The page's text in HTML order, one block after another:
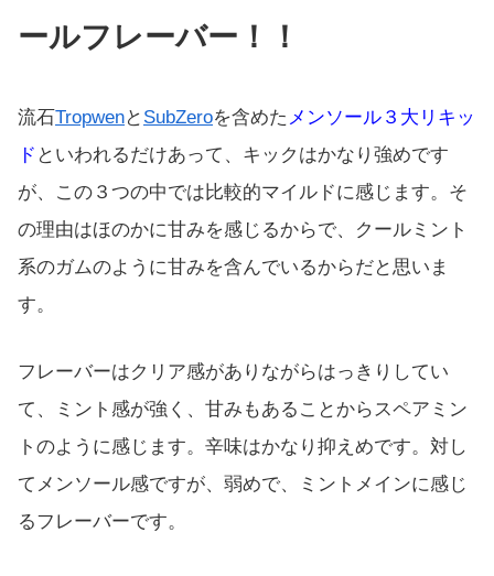
ールフレーバー！！
流石Tropwenと SubZeroを含めた メンソール３大リキッ
ド といわれるだけあって、キックはかなり強めです
が、この３つの中では比較的マイルドに感じます。そ
の理由はほのかに甘みを感じるからで、クールミント
系のガムのように甘みを含んでいるからだと思いま
す。
フレーバーはクリア感がありながらはっきりしてい
て、ミント感が強く、甘みもあることからスペアミン
トのように感じます。辛味はかなり抑えめです。対し
てメンソール感ですが、弱めで、ミントメインに感じ
るフレーバーです。